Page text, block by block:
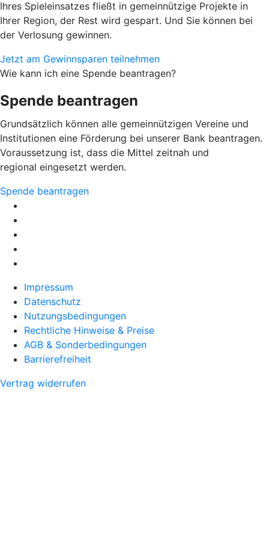
Ihres Spieleinsatzes fließt in gemeinnützige Projekte in
Ihrer Region, der Rest wird gespart. Und Sie können bei
der Verlosung gewinnen.
Jetzt am Gewinnsparen teilnehmen
Wie kann ich eine Spende beantragen?
Spende beantragen
Grundsätzlich können alle gemeinnützigen Vereine und
Institutionen eine Förderung bei unserer Bank beantragen.
Voraussetzung ist, dass die Mittel zeitnah und
regional eingesetzt werden.
Spende beantragen
Impressum
Datenschutz
Nutzungsbedingungen
Rechtliche Hinweise & Preise
AGB & Sonderbedingungen
Barrierefreiheit
Vertrag widerrufen